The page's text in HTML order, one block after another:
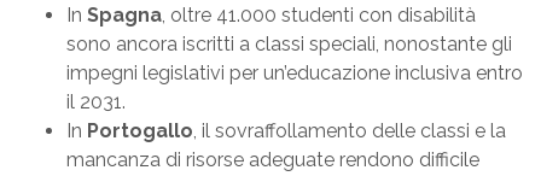
In Spagna, oltre 41.000 studenti con disabilità
sono ancora iscritti a classi speciali, nonostante gli
impegni legislativi per un’educazione inclusiva entro
il 2031.
In Portogallo, il sovraffollamento delle classi e la
mancanza di risorse adeguate rendono difficile